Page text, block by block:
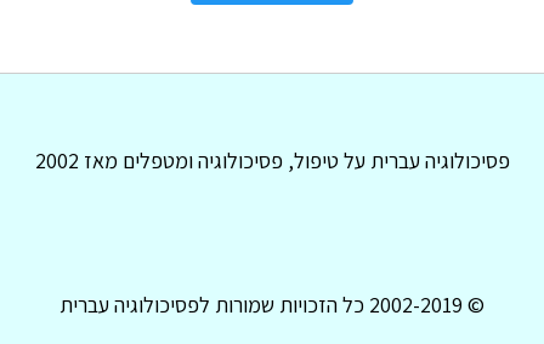
פסיכולוגיה עברית על טיפול, פסיכולוגיה ומטפלים מאז 2002
© 2002-2019 כל הזכויות שמורות לפסיכולוגיה עברית